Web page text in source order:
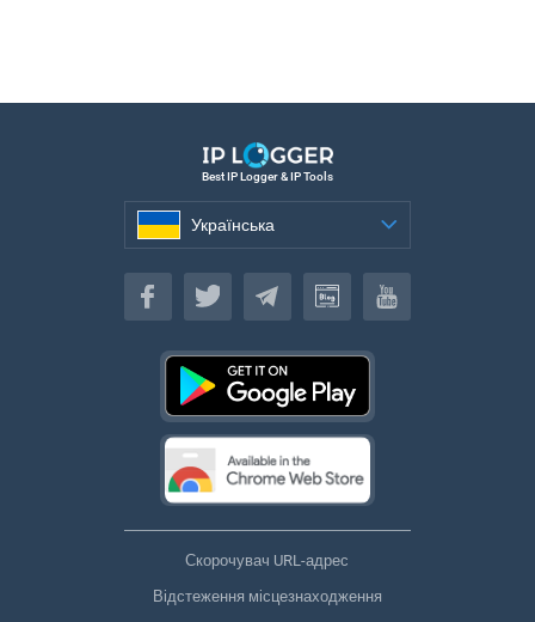
Best IP Logger & IP Tools
Українська
Українська
Скорочувач URL-адрес
Відстеження місцезнаходження